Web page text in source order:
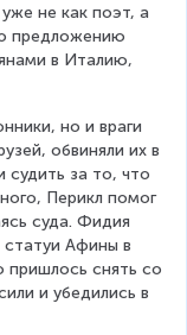
не как поэт, а
предложению
в Италию,
но и враги
обвиняли их в
судить за то, что
Перикл помог
суда. Фидия
статуи Афины в
снять со
и убедились в